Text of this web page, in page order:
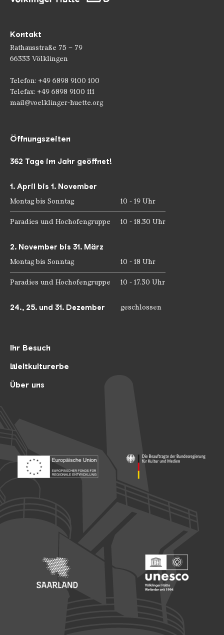
Kontakt
Rathausstraße 75 – 79
66333 Völklingen
Telefon: +49 6898 9100 100
Telefax: +49 6898 9100 111
mail@voelklinger-huette.org
Ihr Besuch
Weltkulturerbe
Über uns
Öffnungszeiten
362 Tage im Jahr geöffnet!
1. April bis 1. November
Montag bis Sonntag 10 - 19 Uhr
Paradies und Hochofengruppe 10 - 18.30 Uhr
2. November bis 31. März
Montag bis Sonntag 10 - 18 Uhr
Paradies und Hochofengruppe 10 - 17.30 Uhr
24., 25. und 31. Dezember geschlossen